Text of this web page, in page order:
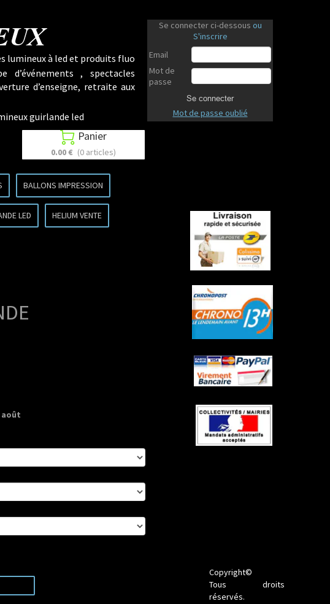
Copyright©
Tous droits
réservés.
Se connecter ci-dessous ou
S'inscrire
Email
Mot de
passe
Se connecter
Mot de passe oublié
lumineux à led et produits fluo
, spectacles
d’enseigne, retraite aux
guirlande led
 Panier
0.00 € (0 articles)
BALLONS IMPRESSION
LED HELIUM VENTE
août